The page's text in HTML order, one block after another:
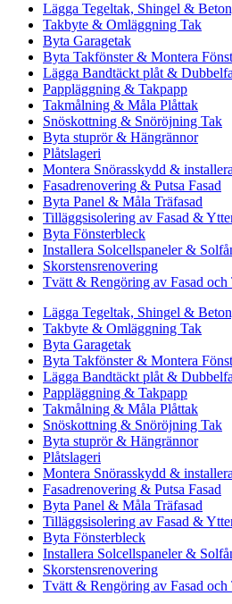
Lägga Tegeltak, Shingel &
Takbyte & Omläggning Tak
Byta Garagetak
Byta Takfönster & Montera
Lägga Bandtäckt plåt &
Pappläggning & Takpapp
Takmålning & Måla Plåttak
Snöskottning & Snöröjning Tak
Byta stuprör & Hängrännor
Plåtslageri
Montera Snörasskydd &
Fasadrenovering & Putsa Fasad
Byta Panel & Måla Träfasad
Tilläggsisolering av Fasad &
Byta Fönsterbleck
Installera Solcellspaneler &
Skorstensrenovering
Tvätt & Rengöring av Fasad och
Lägga Tegeltak, Shingel &
Takbyte & Omläggning Tak
Byta Garagetak
Byta Takfönster & Montera
Lägga Bandtäckt plåt &
Pappläggning & Takpapp
Takmålning & Måla Plåttak
Snöskottning & Snöröjning Tak
Byta stuprör & Hängrännor
Plåtslageri
Montera Snörasskydd &
Fasadrenovering & Putsa Fasad
Byta Panel & Måla Träfasad
Tilläggsisolering av Fasad &
Byta Fönsterbleck
Installera Solcellspaneler &
Skorstensrenovering
Tvätt & Rengöring av Fasad och